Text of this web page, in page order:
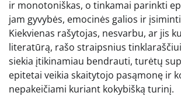
ir monotoniškas, o tinkamai parinkti
jam gyvybės, emocinės galios ir
Kiekvienas rašytojas, nesvarbu, ar jis
literatūrą, rašo straipsnius
siekia įtikinamiau bendrauti, turėtų
epitetai veikia skaitytojo pasąmonę ir
nepakeičiami kuriant kokybišką turinį.